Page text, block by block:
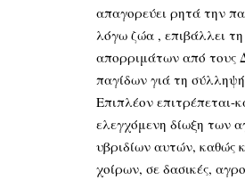
απαγορεύει ρητά την
λόγω ζώα , επιβάλλει
απορριμάτων από τους
παγίδων γιά τη
Επιπλέον επιτρέπεται-
ελεγχόμενη δίωξη των
υβριδίων αυτών, καθώς
χοίρων, σε δασικές,